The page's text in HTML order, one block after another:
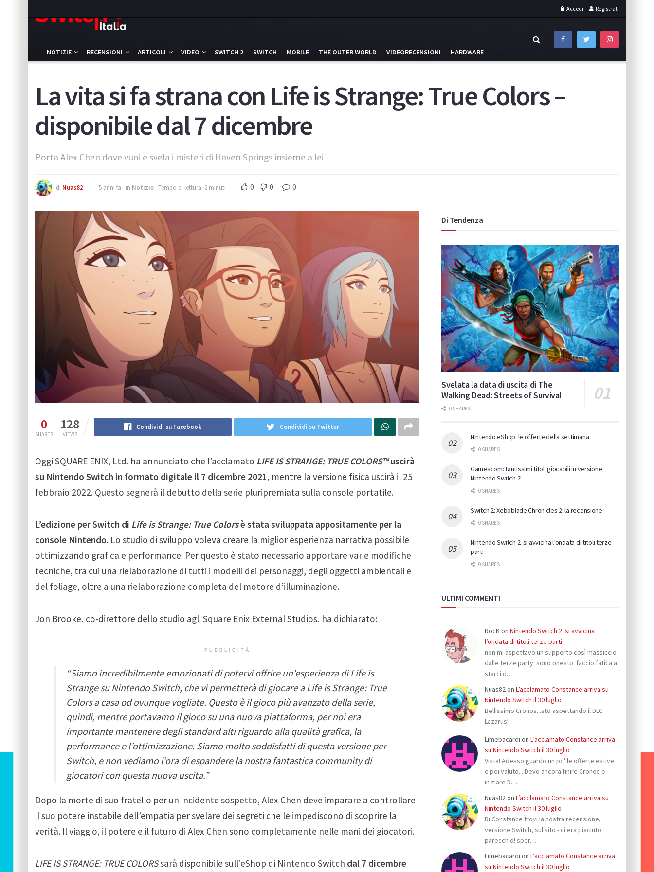
Accedi Registrati
NOTIZIE RECENSIONI ARTICOLI VIDEO SWITCH 2 SWITCH MOBILE THE OUTER WORLD VIDEORECENSIONI HARDWARE
La vita si fa strana con Life is Strange: True Colors –
disponibile dal 7 dicembre
Porta Alex Chen dove vuoi e svela i misteri di Haven Springs insieme a lei
di Nuas82 5 anni fa in Notizie Tempo di lettura: 2 minuti 0 0 0
0
SHARES
128
VIEWS
Condividi su Facebook Condividi su Twitter
Oggi SQUARE ENIX, Ltd. ha annunciato che l’acclamato LIFE IS STRANGE: TRUE COLORS™ uscirà
su Nintendo Switch in formato digitale il 7 dicembre 2021, mentre la versione fisica uscirà il 25
febbraio 2022. Questo segnerà il debutto della serie pluripremiata sulla console portatile.
L’edizione per Switch di Life is Strange: True Colorsè stata sviluppata appositamente per la
console Nintendo. Lo studio di sviluppo voleva creare la miglior esperienza narrativa possibile
ottimizzando grafica e performance. Per questo è stato necessario apportare varie modifiche
tecniche, tra cui una rielaborazione di tutti i modelli dei personaggi, degli oggetti ambientali e
del foliage, oltre a una rielaborazione completa del motore d’illuminazione.
Jon Brooke, co-direttore dello studio agli Square Enix External Studios, ha dichiarato:
PUBBLICITÀ
“Siamo incredibilmente emozionati di potervi offrire un’esperienza diLife is
Strangesu Nintendo Switch, che vi permetterà di giocare a Life is Strange: True
Colorsa casa od ovunque vogliate. Questo è il gioco più avanzato della serie,
quindi, mentre portavamo il gioco su una nuova piattaforma, per noi era
importante mantenere degli standard alti riguardo alla qualità grafica, la
performance e l’ottimizzazione. Siamo molto soddisfatti di questa versione per
Switch, e non vediamo l’ora di espandere la nostra fantastica community di
giocatori con questa nuova uscita.”
Dopo la morte di suo fratello per un incidente sospetto, Alex Chen deve imparare a controllare
il suo potere instabile dell’empatia per svelare dei segreti che le impediscono di scoprire la
verità. Il viaggio, il potere e il futuro di Alex Chen sono completamente nelle mani dei giocatori.
LIFE IS STRANGE: TRUE COLORSsarà disponibile sull’eShop di Nintendo Switch dal 7 dicembre
Di Tendenza
Svelata la data di uscita di The
Walking Dead: Streets of Survival
0 SHARES
Nintendo eShop: le offerte della settimana
0 SHARES
Gamescom: tantissimi titoli giocabili in versione
Nintendo Switch 2!
0 SHARES
Switch 2: Xeboblade Chronicles 2: la recensione
0 SHARES
Nintendo Switch 2: si avvicina l’ondata di titoli terze
parti
0 SHARES
ULTIMI COMMENTI
RocKon Nintendo Switch 2: si avvicina
l’ondata di titoli terze parti
non mi aspettavo un supporto così massiccio
dalle terze party. sono onesto. faccio fatica a
starci d…
Nuas82on L’acclamato Constance arriva su
Nintendo Switch il 30 luglio
Bellissimo Cronos...sto aspettando il DLC
Lazarus!!
Limebacardi on L’acclamato Constance arriva
su Nintendo Switch il 30 luglio
Vista! Adesso guardo un po' le offerte estive
e poi valuto... Devo ancora finire Cronos e
iniziare D…
Nuas82on L’acclamato Constance arriva su
Nintendo Switch il 30 luglio
Di Constance trovi la nostra recensione,
versione Switch, sul sito - ci era piaciuto
parecchio! sper…
Limebacardi on L’acclamato Constance arriva
su Nintendo Switch il 30 luglio